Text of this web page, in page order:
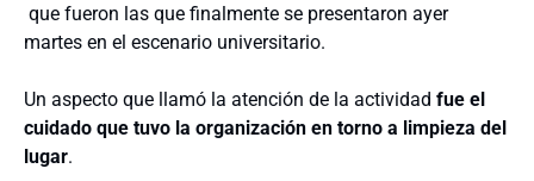
que fueron las que finalmente se presentaron ayer
martes en el escenario universitario.
Un aspecto que llamó la atención de la actividad fue el
cuidado que tuvo la organización en torno a limpieza del
lugar.